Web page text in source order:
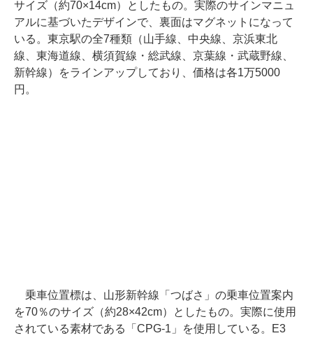
サイズ（約70×14cm）としたもの。実際のサインマニュ
アルに基づいたデザインで、裏面はマグネットになって
いる。東京駅の全7種類（山手線、中央線、京浜東北
線、東海道線、横須賀線・総武線、京葉線・武蔵野線、
新幹線）をラインアップしており、価格は各1万5000
円。
乗車位置標は、山形新幹線「つばさ」の乗車位置案内
を70％のサイズ（約28×42cm）としたもの。実際に使用
されている素材である「CPG-1」を使用している。E3